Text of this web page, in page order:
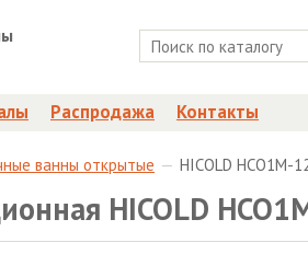
Распродажа Контакты
ванны открытые HICOLD НСО1М-
HICOLD